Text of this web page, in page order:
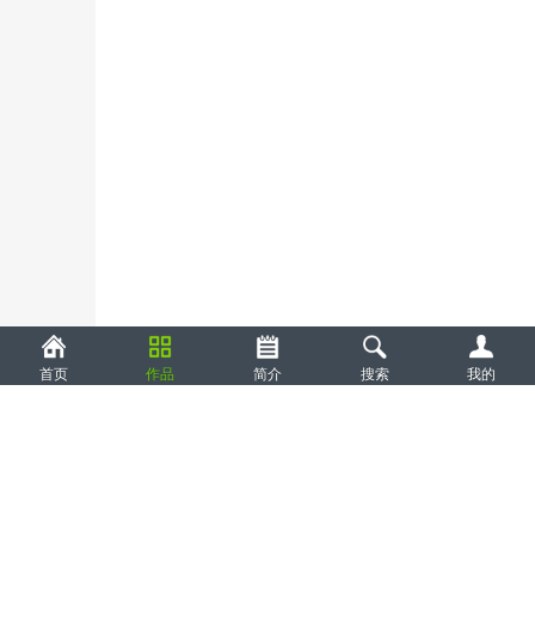
首页 作品 简介 搜索 我的